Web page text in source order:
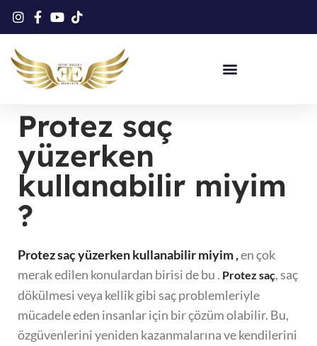
Protez saç
yüzerken
kullanabilir miyim
?
Protez saç yüzerken kullanabilir miyim ,en çok
merak edilen konulardan birisi de bu . Protez saç, saç
dökülmesi veya kellik gibi saç problemleriyle
mücadele eden insanlar için bir çözüm olabilir. Bu,
özgüvenlerini yeniden kazanmalarına ve kendilerini